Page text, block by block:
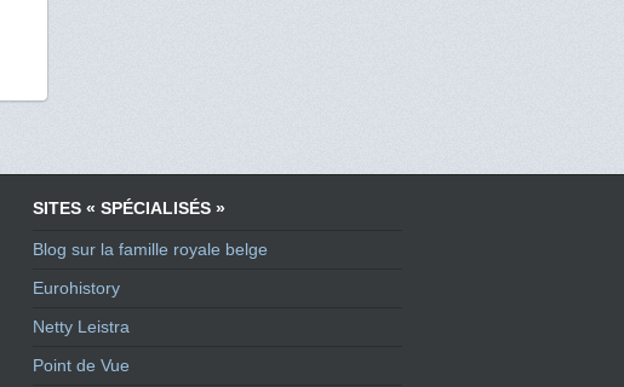
SITES « SPÉCIALISÉS »
Blog sur la famille royale belge
Eurohistory
Netty Leistra
Point de Vue